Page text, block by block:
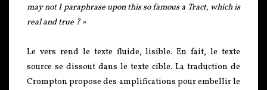
may not I paraphrase upon this so famous a Tract, which is
real and true ?»
Le vers rend le texte fluide, lisible. En fait, le texte
source se dissout dans le texte cible. La traduction de
Crompton propose des amplifications pour embellir le